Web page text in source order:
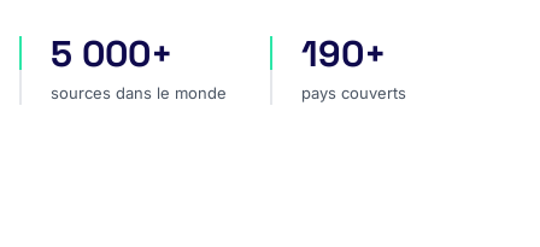
sources dans le monde
5 000+
sources dans le monde
pays couverts
190+
pays couverts